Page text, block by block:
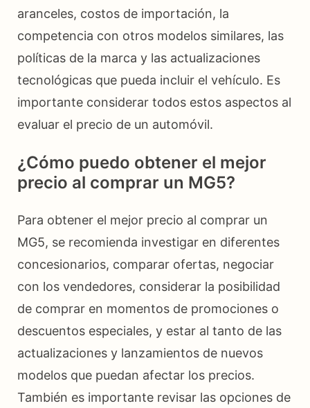
aranceles, costos de importación, la
competencia con otros modelos similares, las
políticas de la marca y las actualizaciones
tecnológicas que pueda incluir el vehículo. Es
importante considerar todos estos aspectos al
evaluar el precio de un automóvil.
¿Cómo puedo obtener el mejor
precio al comprar un MG5?
Para obtener el mejor precio al comprar un
MG5, se recomienda investigar en diferentes
concesionarios, comparar ofertas, negociar
con los vendedores, considerar la posibilidad
de comprar en momentos de promociones o
descuentos especiales, y estar al tanto de las
actualizaciones y lanzamientos de nuevos
modelos que puedan afectar los precios.
También es importante revisar las opciones de